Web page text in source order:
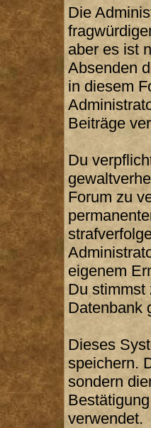
Die
aber es ist
Absenden
in diesem
Beiträge
Du
Forum zu
eigenem
Du stimmst
Datenbank
Dieses
speichern.
sondern
verwendet.